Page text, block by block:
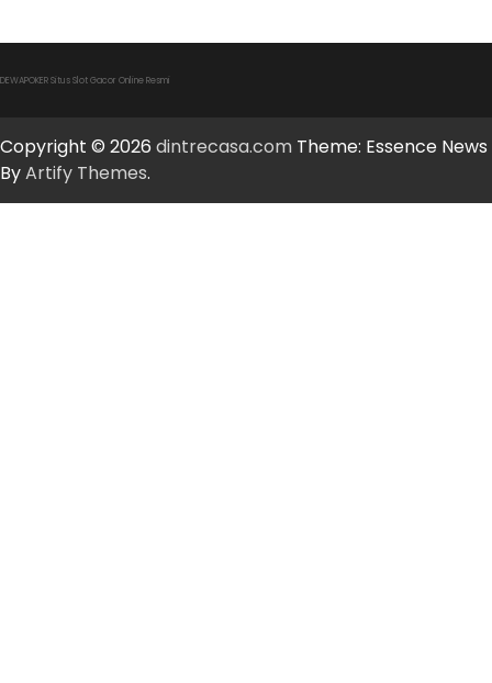
DEWAPOKER Situs Slot Gacor Online Resmi
Copyright © 2026 dintrecasa.com Theme: Essence News
ByArtify Themes.